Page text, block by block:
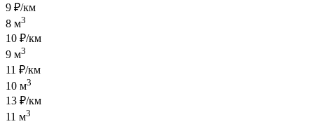
9 ₽/км
8 м3
10 ₽/км
9 м3
11 ₽/км
10 м3
13 ₽/км
11 м3